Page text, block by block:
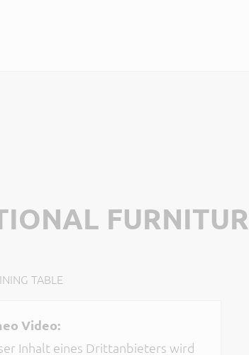
TABLE
Video:
Inhalt eines Drittanbieters wird